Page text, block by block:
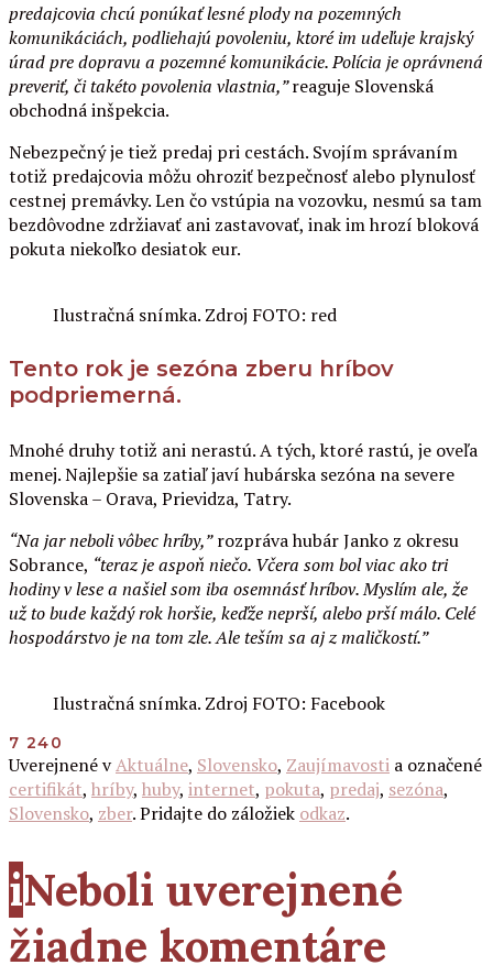
predajcovia chcú ponúkať lesné plody na pozemných
komunikáciách, podliehajú povoleniu, ktoré im udeľuje krajský
úrad pre dopravu a pozemné komunikácie. Polícia je oprávnená
preveriť, či takéto povolenia vlastnia,”reaguje Slovenská
obchodná inšpekcia.
Nebezpečný je tiež predaj pri cestách. Svojím správaním
totiž predajcovia môžu ohroziť bezpečnosť alebo plynulosť
cestnej premávky. Len čo vstúpia na vozovku, nesmú sa tam
bezdôvodne zdržiavať ani zastavovať, inak im hrozí bloková
pokuta niekoľko desiatok eur.
Ilustračná snímka. Zdroj FOTO: red
Tento rok je sezóna zberu hríbov
podpriemerná.
Mnohé druhy totiž ani nerastú. A tých, ktoré rastú, je oveľa
menej. Najlepšie sa zatiaľ javí hubárska sezóna na severe
Slovenska – Orava, Prievidza, Tatry.
“Na jar neboli vôbec hríby,”rozpráva hubár Janko z okresu
Sobrance, “teraz je aspoň niečo. Včera som bol viac ako tri
hodiny v lese a našiel som iba osemnásť hríbov. Myslím ale, že
už to bude každý rok horšie, keďže neprší, alebo prší málo. Celé
hospodárstvo je na tom zle. Ale teším sa aj z maličkostí.”
Ilustračná snímka. Zdroj FOTO: Facebook
7 240
Uverejnené vAktuálne, Slovensko, Zaujímavosti a označené
certifikát, hríby, huby, internet, pokuta, predaj, sezóna,
Slovensko, zber. Pridajte do záložiek odkaz.
iNeboli uverejnené
žiadne komentáre